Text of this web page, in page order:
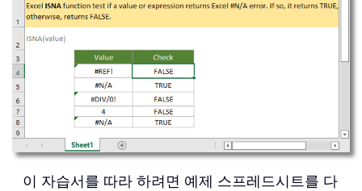
이 자습서를 따라 하려면 예제 스프레드시트를 다